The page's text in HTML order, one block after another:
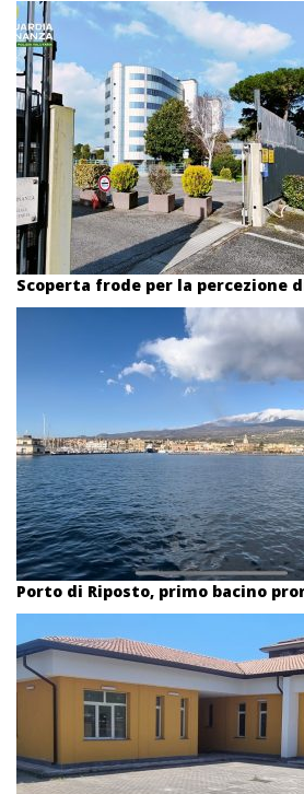
Scoperta frode per la percezione
Porto di Riposto, primo bacino